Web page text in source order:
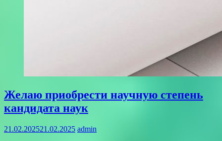
Желаю приобрести научную степень
кандидата наук
21.02.202521.02.2025 admin